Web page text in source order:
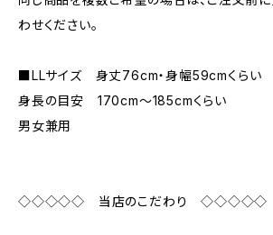
わせください。
■LLサイズ 身丈76cm・身幅59cmくらい
身長の目安 170cm〜185cmくらい
男女兼用
◇◇◇◇◇ 当店のこだわり ◇◇◇◇◇